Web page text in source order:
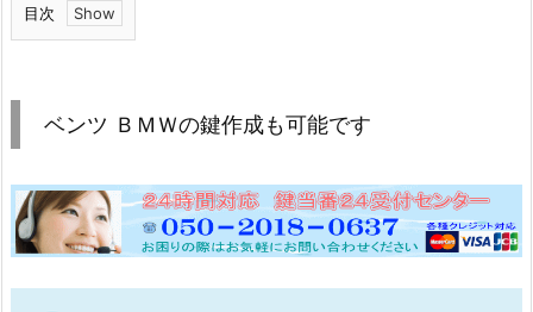
目次
1.
Ｍ
Ｗ
の
鍵
ベンツ ＢＭＷの鍵作成も可能です